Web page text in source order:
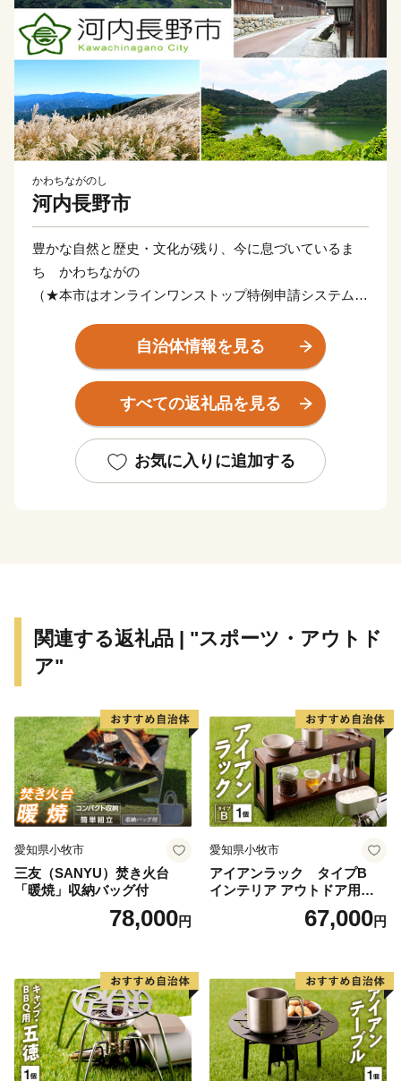
かわちながのし
河内長野市
豊かな自然と歴史・文化が残り、今に息づいているま
ち かわちながの
（★本市はオンラインワンストップ特例申請システム
河内長野市は大阪府の南東、面積の7割は森林という
「自然豊かなまち」です。 市の玄関口「河内長野駅」
へは南海高野線なんば駅から電車で約30分。市街地から
キャンプに最適。標高897メートルの岩湧山山頂は、秋
になるとススキの宝庫に。 市内には多くの文化財が現
いうタイトルで申請したストーリーが、文化庁より日本
遺産に認定されました。
純国産楊枝セットが紹介されました！
👉【国産白樺つまようじ5箱＋国産黒文字楊枝3本入り
×2個】
👉【国産白樺つまようじ10箱＋国産黒文字楊枝3本入り
×4個】
自治体情報を見る
すべての返礼品を見る
お気に入りに追加する
関連する返礼品 | "スポーツ・アウトド
ア"
愛知県小牧市
三友（SANYU）焚き火台
「暖焼」収納バッグ付
78,000円
愛知県小牧市
アイアンラック タイプB
インテリア アウトドア用品
レジャー キャンプ67,000円